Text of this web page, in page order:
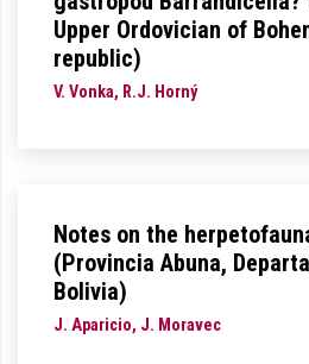
Upper Ordovician of
republic)
V. Vonka, R.J. Horný
Notes on the
(Provincia Abuna,
Bolivia)
J. Aparicio, J. Moravec